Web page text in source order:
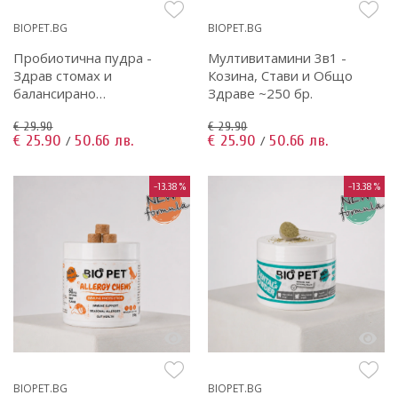
BIOPET.BG
Пробиотична пудра -
Здрав стомах и
балансирано
€ 29.90
€ 25.90 / 50.66 лв.
BIOPET.BG
Мултивитамини 3в1 -
Козина, Стави и Общо
Здраве ~250 бр.
€ 29.90
€ 25.90 / 50.66 лв.
-13.38%
BIOPET.BG
-13.38%
BIOPET.BG